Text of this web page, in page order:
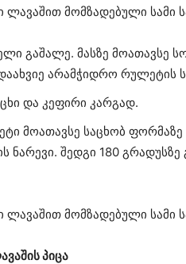
გაშალე. მასზე მოათავსე
არამჭიდრო რულეტის
და კეფირი კარგად.
მოათავსე საცხობ
ნარევი. შედგი 180
პიცა